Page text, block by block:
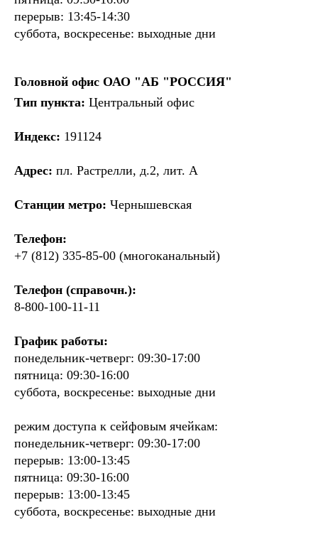
перерыв: 13:45-14:30
суббота, воскресенье: выходные дни
Головной офис ОАО "АБ "РОССИЯ"
Тип пункта: Центральный офис
Индекс: 191124
Адрес: пл. Растрелли, д.2, лит. А
Станции метро: Чернышевская
Телефон:
+7 (812) 335-85-00 (многоканальный)
Телефон (справочн.):
8-800-100-11-11
График работы:
понедельник-четверг: 09:30-17:00
пятница: 09:30-16:00
суббота, воскресенье: выходные дни
режим доступа к сейфовым ячейкам:
понедельник-четверг: 09:30-17:00
перерыв: 13:00-13:45
пятница: 09:30-16:00
перерыв: 13:00-13:45
суббота, воскресенье: выходные дни